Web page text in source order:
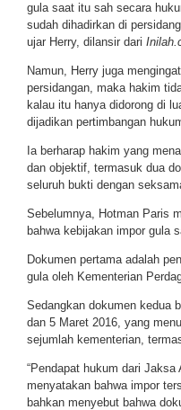
gula saat itu sah secara
sudah dihadirkan di
ujar Herry, dilansir dari
Namun, Herry juga
persidangan, maka hakim
kalau itu hanya didorong di
dijadikan pertimbangan
Ia berharap hakim yang
dan objektif, termasuk dua
seluruh bukti dengan
Sebelumnya, Hotman Paris
bahwa kebijakan impor gula
Dokumen pertama adalah
gula oleh Kementerian
Sedangkan dokumen kedua
dan 5 Maret 2016, yang
sejumlah kementerian,
“Pendapat hukum dari
menyatakan bahwa impor
bahkan menyebut bahwa